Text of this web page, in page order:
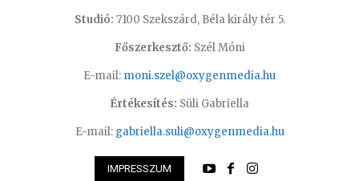
Studió: 7100 Szekszárd, Béla király tér 5.
Főszerkesztő: Szél Móni
E-mail: moni.szel@oxygenmedia.hu
Értékesítés: Süli Gabriella
E-mail: gabriella.suli@oxygenmedia.hu
IMPRESSZUM